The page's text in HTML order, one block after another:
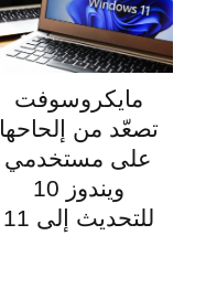
مايكروسوفت
تصعّد من إلحاحها
على مستخدمي
ويندوز 10
للتحديث إلى 11